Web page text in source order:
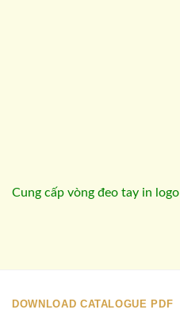
Cung cấp vòng đeo tay in logo
DOWNLOAD CATALOGUE PDF